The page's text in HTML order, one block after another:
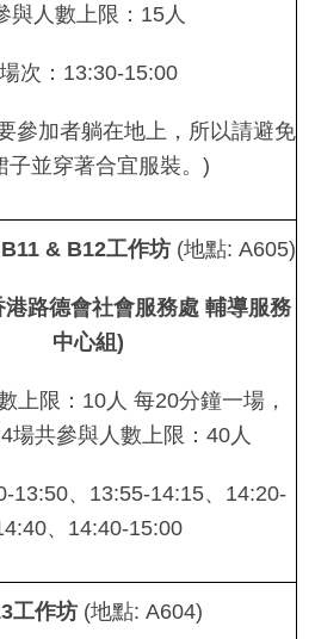
與人數上限：15人
場次：13:30-15:00
參加者躺在地上，所以請避免
子並穿著合宜服裝。)
& B12工作坊 (地點: A605)
港路德會社會服務處 輔導服務
中心組)
上限：10人 每20分鐘一場，
場共參與人數上限：40人
13:50、13:55-14:15、14:20-
、14:40-15:00
工作坊 (地點: A604)